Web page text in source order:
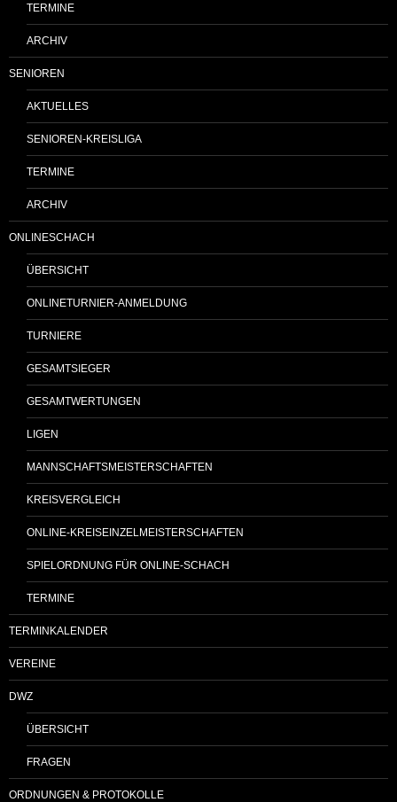
TERMINE
ARCHIV
SENIOREN
AKTUELLES
SENIOREN-KREISLIGA
TERMINE
ARCHIV
ONLINESCHACH
ÜBERSICHT
ONLINETURNIER-ANMELDUNG
TURNIERE
GESAMTSIEGER
GESAMTWERTUNGEN
LIGEN
MANNSCHAFTSMEISTERSCHAFTEN
KREISVERGLEICH
ONLINE-KREISEINZELMEISTERSCHAFTEN
SPIELORDNUNG FÜR ONLINE-SCHACH
TERMINE
TERMINKALENDER
VEREINE
DWZ
ÜBERSICHT
FRAGEN
ORDNUNGEN & PROTOKOLLE